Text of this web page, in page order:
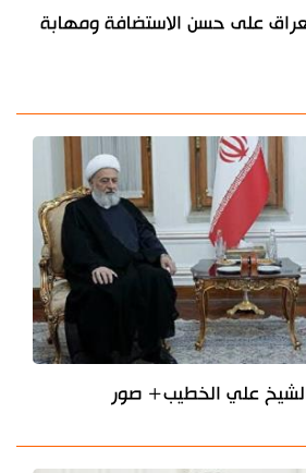
على حسن الاستضافة ومهابة
علي الخطيب+ صور